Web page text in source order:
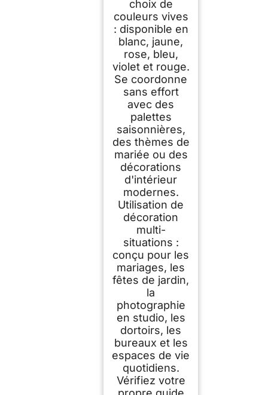
choix de
couleurs vives
: disponible en
blanc, jaune,
rose, bleu,
violet et rouge.
Se coordonne
sans effort
avec des
palettes
saisonnières,
des thèmes de
mariée ou des
décorations
d'intérieur
modernes.
Utilisation de
décoration
multi-
situations :
conçu pour les
mariages, les
fêtes de jardin,
la
photographie
en studio, les
dortoirs, les
bureaux et les
espaces de vie
quotidiens.
Vérifiez votre